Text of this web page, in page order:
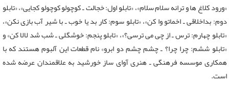
«ورود کلاغ ها و ترانه سلام سلام»، «تابلو اول: خجالت ـ کوچولو کوچولو کجایی»، «تابلو
دوم: بداخلاقی ـ اخماتو وا کن»، «تابلو سوم: کار بد یا خوب ـ با شیر آب بازی نکن»،
«تابلو چهارم: ترس ـ از چی می ترسی؟»، «تابلو پنجم: خوشگلی ـ شب شد لالا کن» و
«تابلو ششم: چرا چرا؟ ـ چشم چشم دو ابرو» نام قطعات این آلبوم هستند که با
همکاری موسسه فرهنگی ـ هنری آوای ساز خورشید به علاقمندان عرضه شده
است.